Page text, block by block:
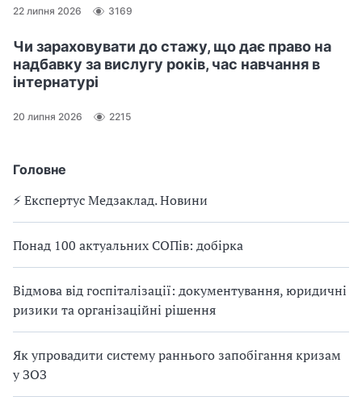
Головне
⚡️ Експертус Медзаклад. Новини
Понад 100 актуальних СОПів: добірка
Відмова від госпіталізації: документування, юридичні
ризики та організаційні рішення
Як упровадити систему раннього запобігання кризам
у ЗОЗ
22 липня 2026 3169
Чи зараховувати до стажу, що дає право на
надбавку за вислугу років, час навчання в
інтернатурі
20 липня 2026 2215